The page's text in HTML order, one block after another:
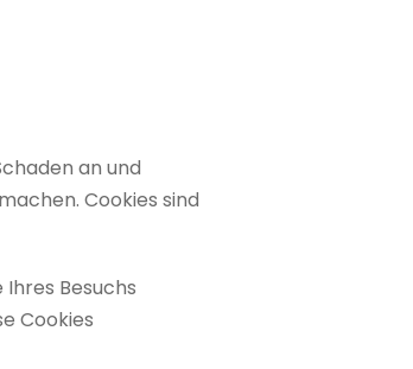
an und
Cookies sind
Besuchs
Cookies